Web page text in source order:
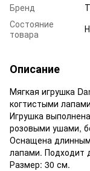
Бренд
Состояние
товара
Описание
Мягкая игрушка
когтистыми
Игрушка
розовыми ушами,
Оснащена
лапами. Подходит
Размер: 30 см.